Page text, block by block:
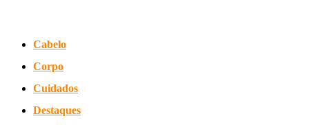
Cabelo
Corpo
Cuidados
Destaques